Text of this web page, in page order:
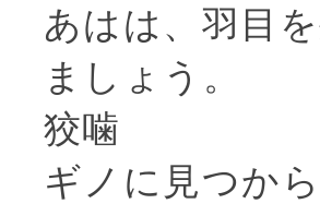
あはは、羽目
ましょう。
狡噛
ギノに見つか